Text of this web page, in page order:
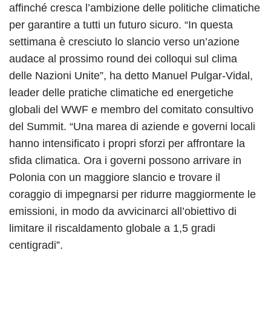
affinché cresca l’ambizione delle politiche climatiche
per garantire a tutti un futuro sicuro. “In questa
settimana è cresciuto lo slancio verso un’azione
audace al prossimo round dei colloqui sul clima
delle Nazioni Unite”, ha detto Manuel Pulgar-Vidal,
leader delle pratiche climatiche ed energetiche
globali del WWF e membro del comitato consultivo
del Summit. “Una marea di aziende e governi locali
hanno intensificato i propri sforzi per affrontare la
sfida climatica. Ora i governi possono arrivare in
Polonia con un maggiore slancio e trovare il
coraggio di impegnarsi per ridurre maggiormente le
emissioni, in modo da avvicinarci all’obiettivo di
limitare il riscaldamento globale a 1,5 gradi
centigradi”.